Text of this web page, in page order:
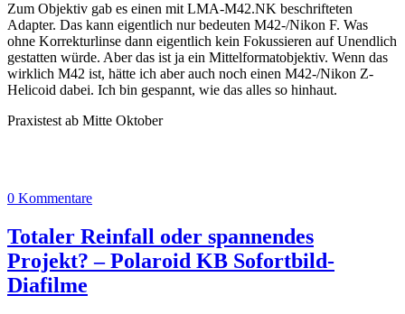
Zum Objektiv gab es einen mit LMA-M42.NK beschrifteten
Adapter. Das kann eigentlich nur bedeuten M42-/Nikon F. Was
ohne Korrekturlinse dann eigentlich kein Fokussieren auf Unendlich
gestatten würde. Aber das ist ja ein Mittelformatobjektiv. Wenn das
wirklich M42 ist, hätte ich aber auch noch einen M42-/Nikon Z-
Helicoid dabei. Ich bin gespannt, wie das alles so hinhaut.
Praxistest ab Mitte Oktober
0 Kommentare
Totaler Reinfall oder spannendes
Projekt? – Polaroid KB Sofortbild-
Diafilme